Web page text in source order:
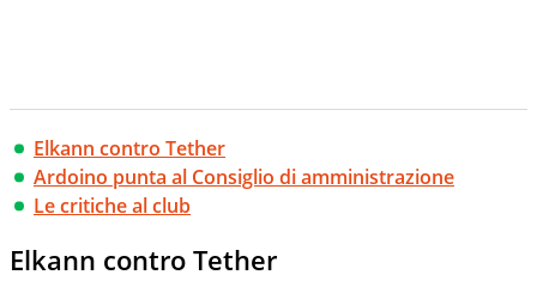
Elkann contro Tether
Ardoino punta al Consiglio di amministrazione
Le critiche al club
Elkann contro Tether